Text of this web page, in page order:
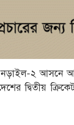
২ আসনে
দ্বিতীয়